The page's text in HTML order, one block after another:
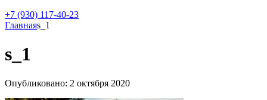
+7 (930) 117-40-23
Главнаяs_1
s_1
Опубликовано: 2 октября 2020